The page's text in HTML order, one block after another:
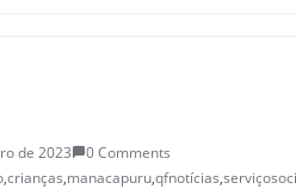
de 2023
0 Comments
,crianças,manacapuru,qfnotícias,